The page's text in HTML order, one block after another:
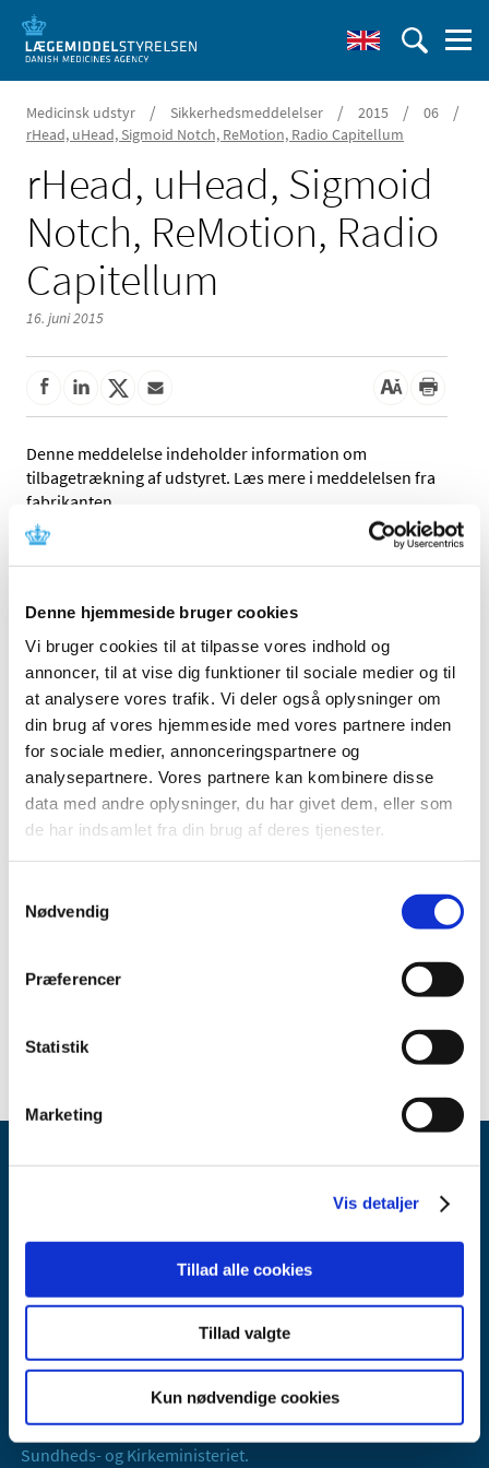
Denne hjemmeside bruger cookies
Vi bruger cookies til at tilpasse vores indhold og
annoncer, til at vise dig funktioner til sociale medier og til
at analysere vores trafik. Vi deler også oplysninger om
din brug af vores hjemmeside med vores partnere inden
for sociale medier, annonceringspartnere og
analysepartnere. Vores partnere kan kombinere disse
data med andre oplysninger, du har givet dem, eller som
de har indsamlet fra din brug af deres tjenester.
Nødvendig
Præferencer
Statistik
Marketing
Vis detaljer
Tillad alle cookies
Tillad valgte
Kun nødvendige cookies
Medicinsk udstyr / Sikkerhedsmeddelelser / 2015 / 06 /
rHead, uHead, Sigmoid Notch, ReMotion, Radio Capitellum
rHead, uHead, Sigmoid
Notch, ReMotion, Radio
Capitellum
16. juni 2015
Denne meddelelse indeholder information om
tilbagetrækning af udstyret. Læs mere i meddelelsen fra
fabrikanten.
Referencer
Produkt: rHead, uHead, Sigmoid Notch, ReMotion,
Radio Capitellum
Fabrikant: Stryker Trauma AG
Fabrikantens referencenummer: 2015-068
Lægemiddelstyrelsens sagsnummer: 2015062261
Emner
Medicinsk udstyr
Relateret indhold
Sikkerhedsmeddelelse om rHead, uHead, Sigmoid Notch,
ReMotion, Radio Capitellum
Lægemiddelstyrelsen
Email:dkma@dkma.dk
Lægemiddelstyrelsen er en del af
Sundheds- og Kirkeministeriet.